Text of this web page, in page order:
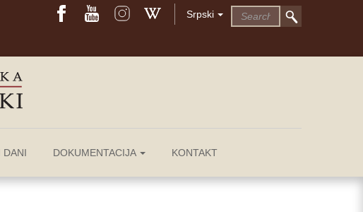
Srpski
DANI DOKUMENTACIJA KONTAKT